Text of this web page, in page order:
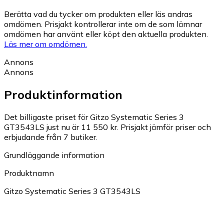
Berätta vad du tycker om produkten eller läs andras
omdömen. Prisjakt kontrollerar inte om de som lämnar
omdömen har använt eller köpt den aktuella produkten.
Läs mer om omdömen.
Annons
Annons
Produktinformation
Det billigaste priset för Gitzo Systematic Series 3
GT3543LS just nu är 11 550 kr. Prisjakt jämför priser och
erbjudande från 7 butiker.
Grundläggande information
Produktnamn
Gitzo Systematic Series 3 GT3543LS